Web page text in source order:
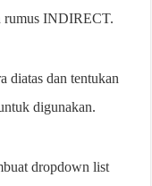
rumus INDIRECT.
diatas dan tentukan
digunakan.
dropdown list